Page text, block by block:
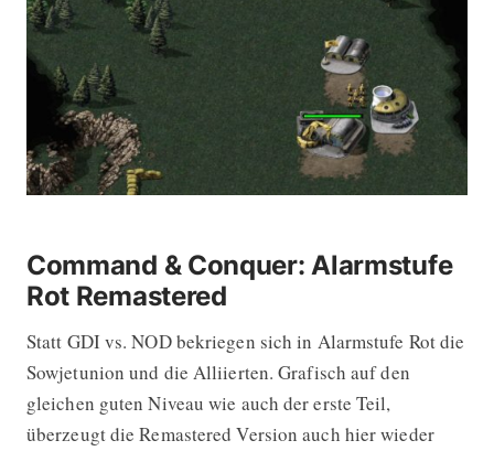
Command & Conquer: Alarmstufe
Rot Remastered
Statt GDI vs. NOD bekriegen sich in Alarmstufe Rot die
Sowjetunion und die Alliierten. Grafisch auf den
gleichen guten Niveau wie auch der erste Teil,
überzeugt die Remastered Version auch hier wieder